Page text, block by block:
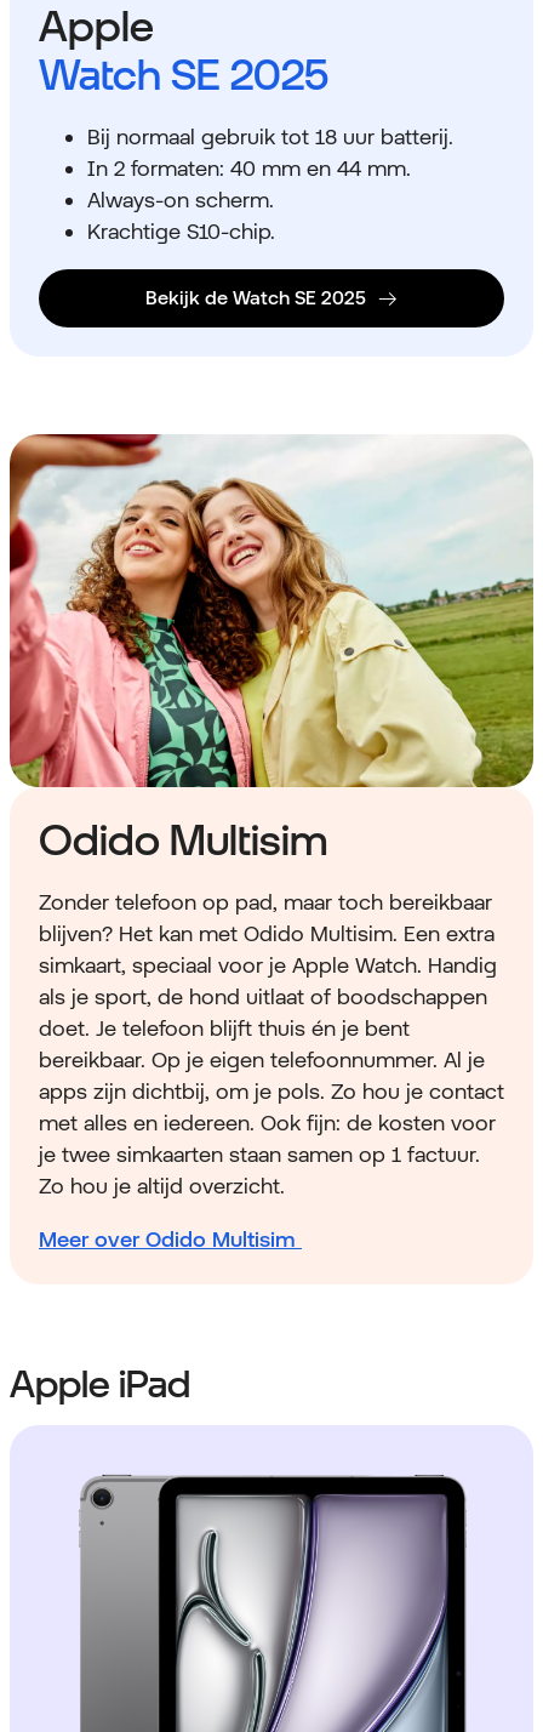
Apple
Watch SE 2025
Bij normaal gebruik tot 18 uur batterij.
In 2 formaten: 40 mm en 44 mm.
Always-on scherm.
Krachtige S10-chip.
Bekijk de Watch SE 2025
Odido Multisim
Zonder telefoon op pad, maar toch bereikbaar
blijven? Het kan met Odido Multisim. Een extra
simkaart, speciaal voor je Apple Watch. Handig
als je sport, de hond uitlaat of boodschappen
doet. Je telefoon blijft thuis én je bent
bereikbaar. Op je eigen telefoonnummer. Al je
apps zijn dichtbij, om je pols. Zo hou je contact
met alles en iedereen. Ook fijn: de kosten voor
je twee simkaarten staan samen op 1 factuur.
Zo hou je altijd overzicht.
Meer over Odido Multisim
Apple iPad